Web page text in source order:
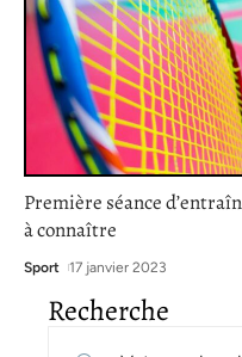
Première séance
à connaître
Sport 17 janvier 2023
Recherche